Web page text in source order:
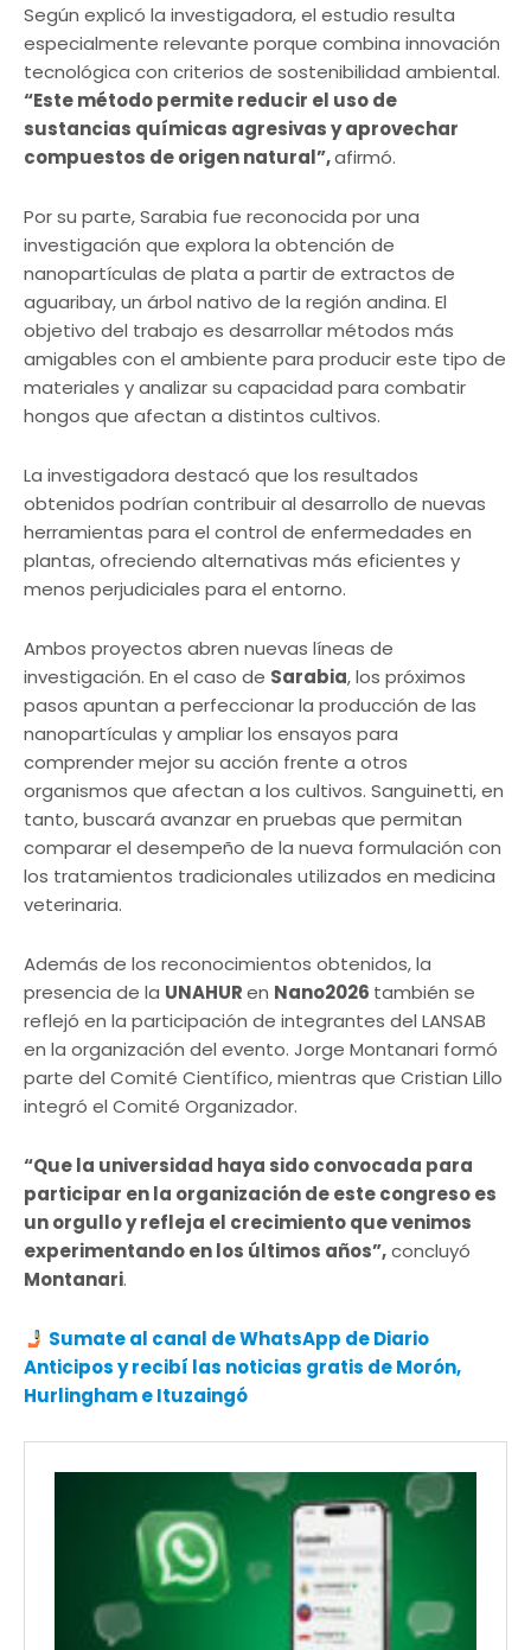
Según explicó la investigadora, el estudio resulta
especialmente relevante porque combina innovación
tecnológica con criterios de sostenibilidad ambiental.
“Este método permite reducir el uso de
sustancias químicas agresivas y aprovechar
compuestos de origen natural”,afirmó.
Por su parte, Sarabia fue reconocida por una
investigación que explora la obtención de
nanopartículas de plata a partir de extractos de
aguaribay, un árbol nativo de la región andina. El
objetivo del trabajo es desarrollar métodos más
amigables con el ambiente para producir este tipo de
materiales y analizar su capacidad para combatir
hongos que afectan a distintos cultivos.
La investigadora destacó que los resultados
obtenidos podrían contribuir al desarrollo de nuevas
herramientas para el control de enfermedades en
plantas, ofreciendo alternativas más eficientes y
menos perjudiciales para el entorno.
Ambos proyectos abren nuevas líneas de
investigación. En el caso de Sarabia, los próximos
pasos apuntan a perfeccionar la producción de las
nanopartículas y ampliar los ensayos para
comprender mejor su acción frente a otros
organismos que afectan a los cultivos. Sanguinetti, en
tanto, buscará avanzar en pruebas que permitan
comparar el desempeño de la nueva formulación con
los tratamientos tradicionales utilizados en medicina
veterinaria.
Además de los reconocimientos obtenidos, la
presencia de la UNAHURen Nano2026 también se
reflejó en la participación de integrantes del LANSAB
en la organización del evento. Jorge Montanari formó
parte del Comité Científico, mientras que Cristian Lillo
integró el Comité Organizador.
“Que la universidad haya sido convocada para
participar en la organización de este congreso es
un orgullo y refleja el crecimiento que venimos
experimentando en los últimos años”,concluyó
Montanari.
Sumate al canal de WhatsApp de Diario
Anticipos y recibí las noticias gratis de Morón,
Hurlingham e Ituzaingó